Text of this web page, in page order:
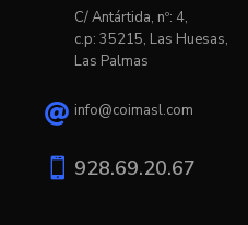
C/ Antártida, nº: 4,
c.p: 35215, Las Huesas,
Las Palmas
 info@coimasl.com
 928.69.20.67